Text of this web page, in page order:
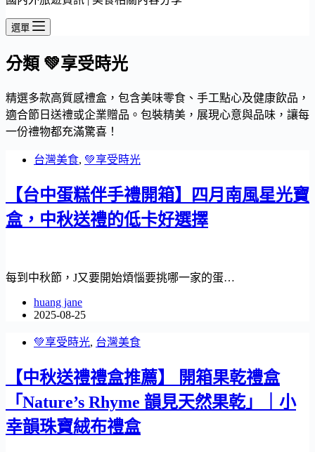
選單
分類 💚享受時光
精選多款高質感禮盒，包含美味零食、手工點心及健康飲品，
適合節日送禮或企業贈品。包裝精美，展現心意與品味，讓每
一份禮物都充滿驚喜！
台灣美食, 💚享受時光
【台中蛋糕伴手禮開箱】四月南風星光寶
盒，中秋送禮的低卡好選擇
每到中秋節，J又要開始煩惱要挑哪一家的蛋…
huang jane
2025-08-25
💚享受時光, 台灣美食
【中秋送禮禮盒推薦】 開箱果乾禮盒
「Nature’s Rhyme 韻見天然果乾」｜小
幸韻珠寶絨布禮盒